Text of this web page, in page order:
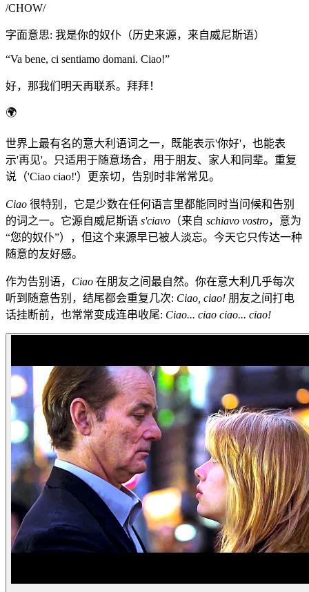
/CHOW/
字面意思: 我是你的奴仆（历史来源，来自威尼斯语）
“Va bene, ci sentiamo domani. Ciao!”
好，那我们明天再联系。拜拜！
🌍
世界上最有名的意大利语词之一，既能表示'你好'，也能表
示'再见'。只适用于随意场合，用于朋友、家人和同辈。重复
说（'Ciao ciao!'）更亲切，告别时非常常见。
Ciao 很特别，它是少数在任何语言里都能同时当问候和告别
的词之一。它源自威尼斯语 s'ciavo （来自 schiavo vostro，意为
“您的奴仆”），但这个来源早已被人淡忘。今天它只传达一种
随意的友好感。
作为告别语， Ciao 在朋友之间最自然。你在意大利几乎每次
听到随意告别，结尾都会重复几次: Ciao, ciao! 朋友之间打电
话挂断前，也常常变成连串收尾: Ciao... ciao ciao... ciao!